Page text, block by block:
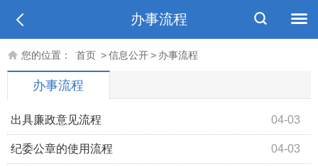
办事流程
您的位置： 首页 >信息公开> 办事流程
办事流程
04-03
出具廉政意见流程
04-03
纪委公章的使用流程